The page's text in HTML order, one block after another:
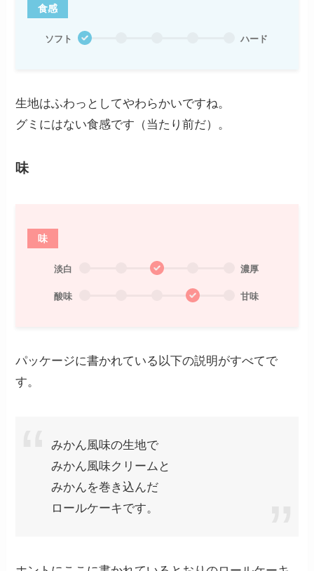
食感
ソフト ハード
生地はふわっとしてやわらかいですね。
グミにはない食感です（当たり前だ）。
味
味
淡白 濃厚
酸味 甘味
パッケージに書かれている以下の説明がすべてで
す。
みかん風味の生地で
みかん風味クリームと
みかんを巻き込んだ
ロールケーキです。